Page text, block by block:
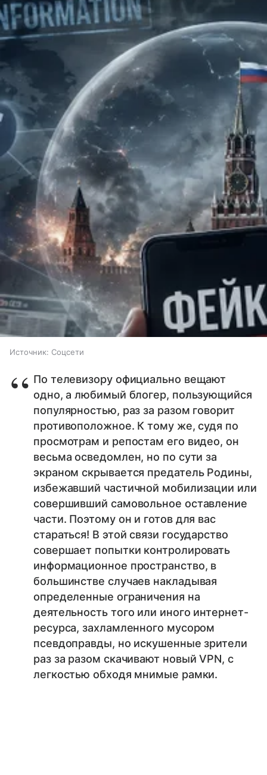
Источник: Соцсети
По телевизору официально вещают
одно, а любимый блогер, пользующийся
популярностью, раз за разом говорит
противоположное. К тому же, судя по
просмотрам и репостам его видео, он
весьма осведомлен, но по сути за
экраном скрывается предатель Родины,
избежавший частичной мобилизации или
совершивший самовольное оставление
части. Поэтому он и готов для вас
стараться! В этой связи государство
совершает попытки контролировать
информационное пространство, в
большинстве случаев накладывая
определенные ограничения на
деятельность того или иного интернет-
ресурса, захламленного мусором
псевдоправды, но искушенные зрители
раз за разом скачивают новый VPN, с
легкостью обходя мнимые рамки.